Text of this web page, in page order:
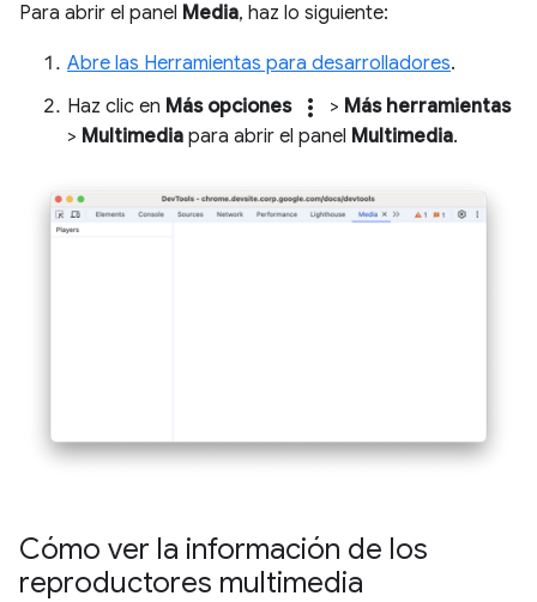
Para abrir el panel Media, haz lo siguiente:
Abre las Herramientas para desarrolladores.
Haz clic en Más opciones more_vert > Más herramientas
> Multimedia para abrir el panel Multimedia.
Cómo ver la información de los
reproductores multimedia